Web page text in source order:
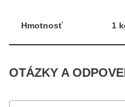
Hmotnosť 1
OTÁZKY A